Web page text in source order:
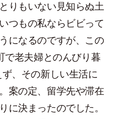
りもいない見知らぬ土
つもの私ならビビって
になるのですが、この
で老夫婦とのんびり暮
、その新しい生活に
案の定、留学先や滞在
に決まったのでした。